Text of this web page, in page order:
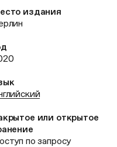
издания
или открытое
по запросу